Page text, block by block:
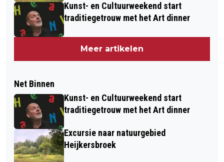
Kunst- en Cultuurweekend start
traditiegetrouw met het Art dinner
Meer artikelen
Net Binnen
Kunst- en Cultuurweekend start
traditiegetrouw met het Art dinner
Excursie naar natuurgebied
Heijkersbroek